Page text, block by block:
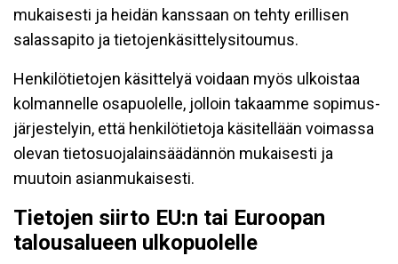
mukaisesti ja heidän kanssaan on tehty erillisen
salassapito ja tietojenkäsittelysitoumus.
Henkilötietojen käsittelyä voidaan myös ulkoistaa
kolmannelle osapuolelle, jolloin takaamme sopimus-
järjestelyin, että henkilötietoja käsitellään voimassa
olevan tietosuojalainsäädännön mukaisesti ja
muutoin asianmukaisesti.
Tietojen siirto EU:n tai Euroopan
talousalueen ulkopuolelle